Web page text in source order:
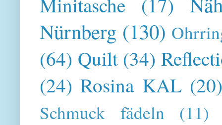
Nürnberg (130)
(64) Quilt (34)
(24) Rosina KAL
Schmuck fädeln (11)